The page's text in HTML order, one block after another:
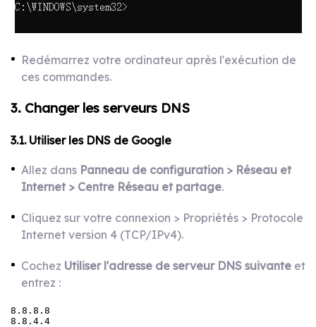
Redémarrez votre ordinateur après l'exécution de
ces commandes.
3. Changer les serveurs DNS
3.1. Utiliser les DNS de Google
Allez dans Panneau de configuration > Réseau et
Internet > Centre Réseau et partage.
Cliquez sur votre connexion > Propriétés > Protocole
Internet version 4 (TCP/IPv4).
Cochez Utiliser l'adresse de serveur DNS suivante et
entrez :
8.8.8.8
8.8.4.4